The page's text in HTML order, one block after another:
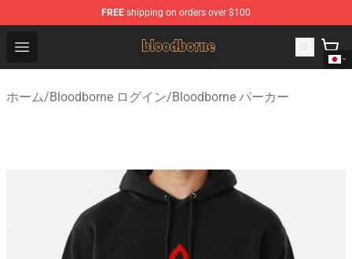
FREE shipping on orders over $100
Open menu
Bloodborne Shop - Official Bloodborne Merchandise
ホーム/Bloodborne ログイン/Bloodborne パーカー